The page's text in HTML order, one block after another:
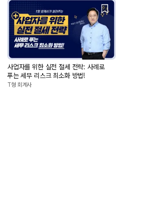
사업자를 위한 실전 절세 전략: 사례로
푸는 세무 리스크 최소화 방법!
T형 회계사